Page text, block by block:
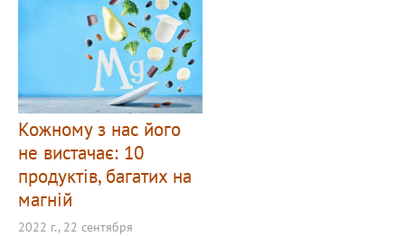
Кожному з нас його
не вистачає: 10
продуктів, багатих на
магній
2022 г., 22 сентября